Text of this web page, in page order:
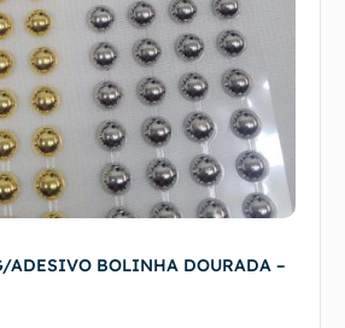
ADESIVO BOLINHA DOURADA –